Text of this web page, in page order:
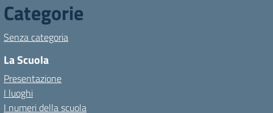
Categorie
Senza categoria
La Scuola
Presentazione
I luoghi
I numeri della scuola